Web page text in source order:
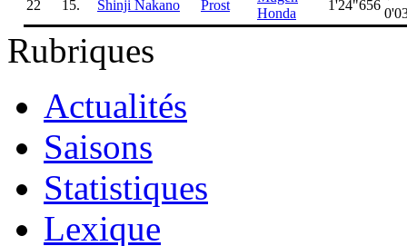
22
15. Shinji Nakano Prost
Honda
1'24"656
Rubriques
Actualités
Saisons
Statistiques
Lexique